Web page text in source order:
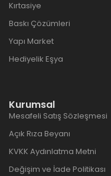
Kırtasiye
Baskı Çözümleri
Yapı Market
Hediyelik Eşya
Kurumsal
Mesafeli Satış Sözleşmesi
Açık Rıza Beyanı
KVKK Aydınlatma Metni
Değişim ve İade Politikası